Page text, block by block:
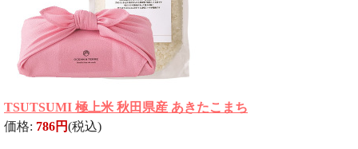
TSUTSUMI 極上米 秋田県産 あきたこまち
価格: 786円(税込)